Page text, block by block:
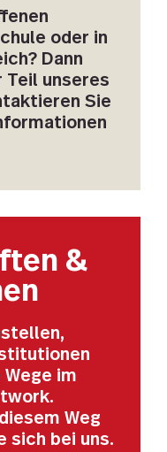
oder in
Dann
unseres
Sie
&
im
Weg
sich bei uns.